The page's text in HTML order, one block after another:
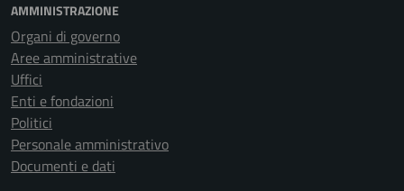
AMMINISTRAZIONE
Organi di governo
Aree amministrative
Uffici
Enti e fondazioni
Politici
Personale amministrativo
Documenti e dati